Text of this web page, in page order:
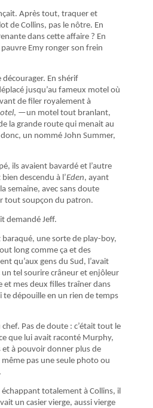
Après tout, traquer et
de Collins, pas le nôtre. En
dans cette affaire ? En
Emy ronger son frein
décourager. En shérif
jusqu’au fameux motel où
de filer royalement à
, —un motel tout branlant,
la grande route qui menait au
un nommé John Summer,
ils avaient bavardé et l’autre
descendu à l’Eden, ayant
semaine, avec sans doute
tout soupçon du patron.
demandé Jeff.
une sorte de play-boy,
long comme ça et des
qu’aux gens du Sud, l’avait
tel sourire crâneur et enjôleur
et mes deux filles traîner dans
te dépouille en un rien de temps
Pas de doute : c’était tout le
que lui avait raconté Murphy,
et à pouvoir donner plus de
pas une seule photo ou
totalement à Collins, il
un casier vierge, aussi vierge